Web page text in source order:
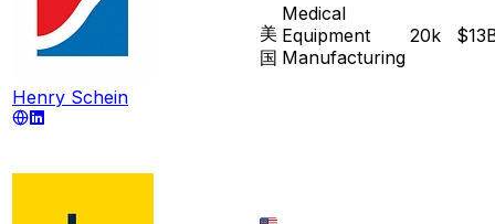
Henry Schein
美
国
Medical
Equipment
Manufacturing
20k